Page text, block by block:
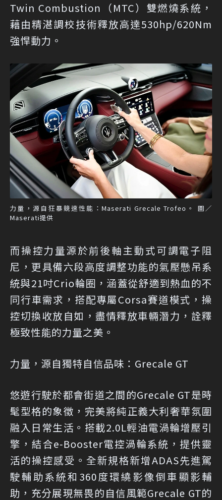
Twin Combustion（MTC）雙燃燒系統，
藉由精湛調校技術釋放高達530hp/620Nm
強悍動力。
力量，源自狂暴競速性能：Maserati Grecale Trofeo。 圖／
Maserati提供
而操控力量源於前後軸主動式可調電子阻
尼，更具備六段高度調整功能的氣壓懸吊系
統與21吋Crio輪圈，涵蓋從舒適到熱血的不
同行車需求，搭配專屬Corsa賽道模式，操
控切換收放自如，盡情釋放車輛潛力，詮釋
極致性能的力量之美。
力量，源自獨特自信品味：Grecale GT
悠遊行駛於都會街道之間的Grecale GT是時
髦型格的象徵，完美將純正義大利奢華氛圍
融入日常生活。搭載2.0L輕油電渦輪增壓引
擎，結合e-Booster電控渦輪系統，提供靈
活的操控感受。全新規格新增ADAS先進駕
駛輔助系統和360度環繞影像倒車顯影輔
助，充分展現無畏的自信風範Grecale GT的